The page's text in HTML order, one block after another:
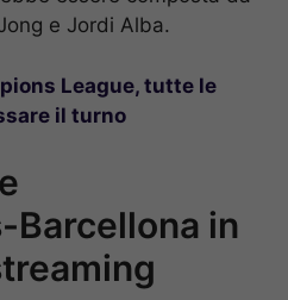
e Jordi Alba.
League, tutte le
il turno
Barcellona in